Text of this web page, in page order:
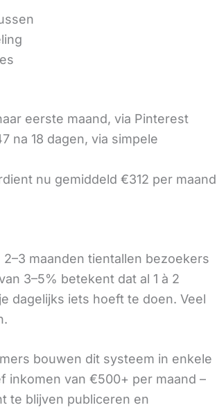
eerste maand, via Pinterest
na 18 dagen, via simpele
nu gemiddeld €312 per maand
maanden tientallen bezoekers
3–5% betekent dat al 1 à 2
dagelijks iets hoeft te doen. Veel
bouwen dit systeem in enkele
inkomen van €500+ per maand –
te blijven publiceren en